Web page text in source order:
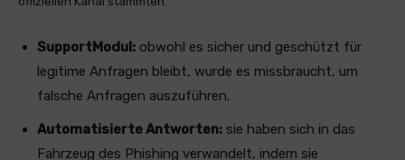
SupportModul: obwohl es sicher und geschützt für
legitime Anfragen bleibt, wurde es missbraucht, um
falsche Anfragen auszuführen.
Automatisierte Antworten: sie haben sich in das
Fahrzeug des Phishing verwandelt, indem sie